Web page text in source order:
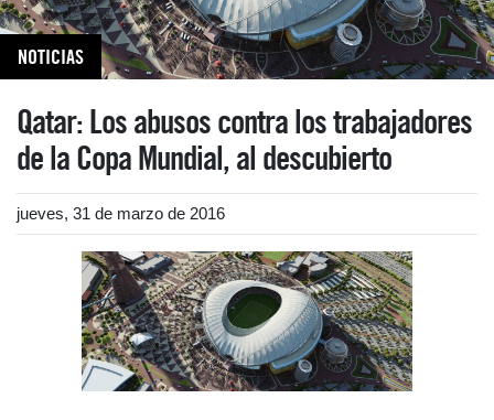
NOTICIAS
Qatar: Los abusos contra los trabajadores
de la Copa Mundial, al descubierto
jueves, 31 de marzo de 2016